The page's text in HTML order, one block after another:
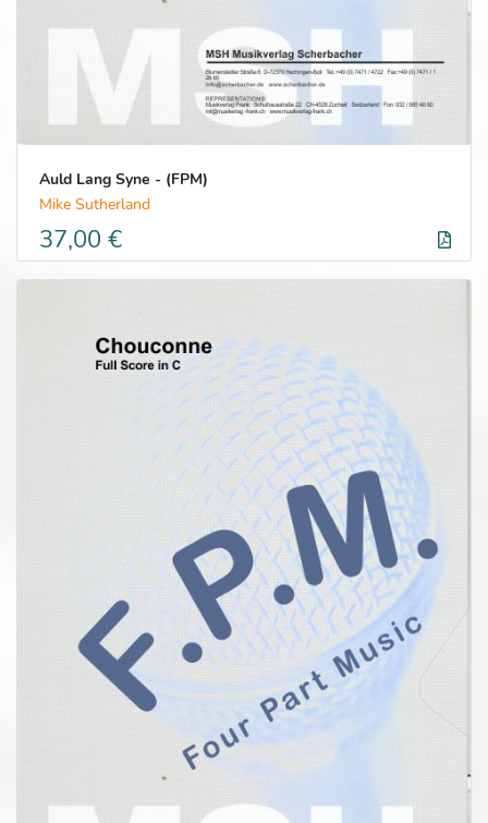
Auld Lang Syne - (FPM)
Mike Sutherland
37,00 €